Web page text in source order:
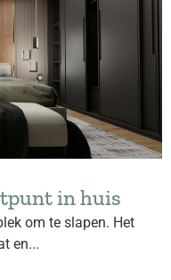
in huis
om te slapen. Het
en...